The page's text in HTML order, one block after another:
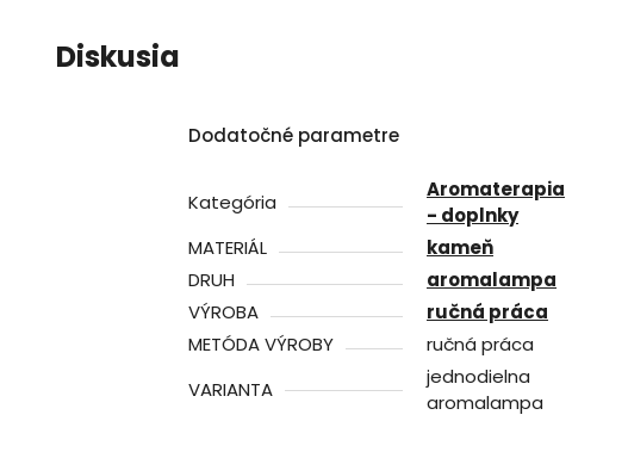
Diskusia
Dodatočné parametre
Kategória
Aromaterapia
- doplnky
MATERIÁL
kameň
DRUH
aromalampa
VÝROBA
ručná práca
METÓDA VÝROBY
ručná práca
VARIANTA
jednodielna
aromalampa